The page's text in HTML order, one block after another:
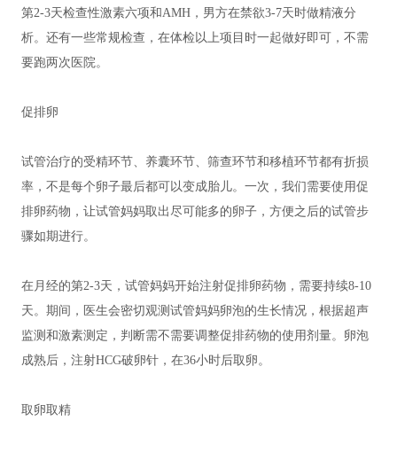
第2-3天检查性激素六项和AMH，男方在禁欲3-7天时做精液分
析。还有一些常规检查，在体检以上项目时一起做好即可，不需
要跑两次医院。
促排卵
试管治疗的受精环节、养囊环节、筛查环节和移植环节都有折损
率，不是每个卵子最后都可以变成胎儿。一次，我们需要使用促
排卵药物，让试管妈妈取出尽可能多的卵子，方便之后的试管步
骤如期进行。
在月经的第2-3天，试管妈妈开始注射促排卵药物，需要持续8-10
天。期间，医生会密切观测试管妈妈卵泡的生长情况，根据超声
监测和激素测定，判断需不需要调整促排药物的使用剂量。卵泡
成熟后，注射HCG破卵针，在36小时后取卵。
取卵取精